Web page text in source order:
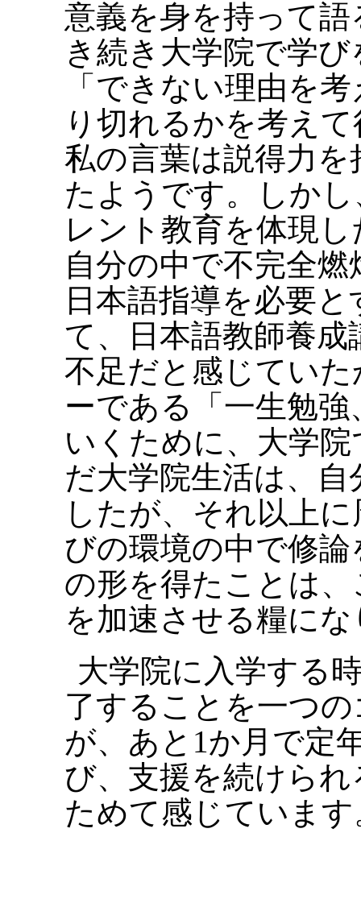
意義を身を持って
き続き大学院で学
「できない理由を
り切れるかを考え
私の言葉は説得力
たようです。しか
レント教育を体現
自分の中で不完全
日本語指導を必要
て、日本語教師養
不足だと感じてい
ーである「一生勉
いくために、大学
だ大学院生活は、
したが、それ以上
びの環境の中で修
の形を得たことは
を加速させる糧に
大学院に入学する
了することを一つ
が、あと1か月で定
び、支援を続けら
ためて感じています